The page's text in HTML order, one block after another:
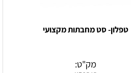
טפלון- סט מחבתות מקצועי